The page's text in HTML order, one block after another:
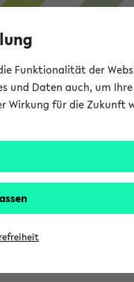
Funktionalität der
und Daten auch, um
Wirkung für die Zukunft